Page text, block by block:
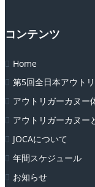
コンテンツ
Home
第5回全日本アウト
アウトリガーカヌー
アウトリガーカヌー
JOCAについて
年間スケジュール
お知らせ